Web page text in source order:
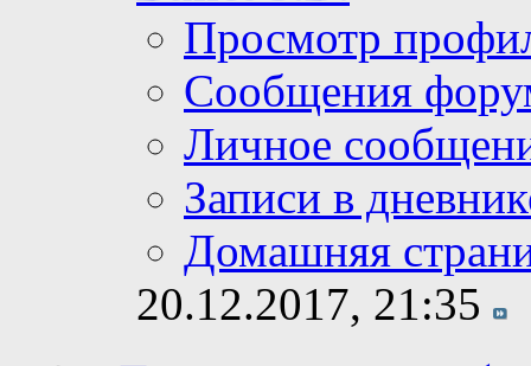
Просмотр
Сообщения
Личное
Записи в
Домашняя
20.12.2017, 21:35